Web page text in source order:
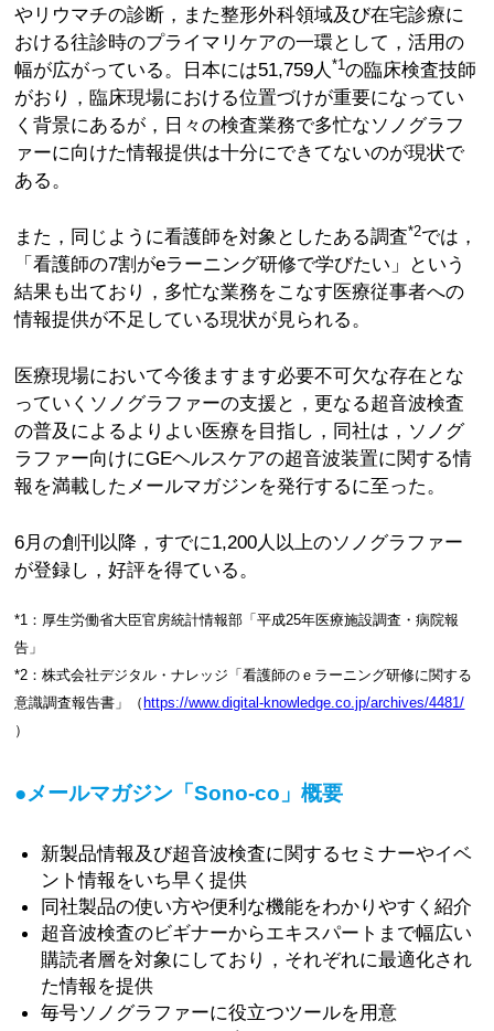
やリウマチの診断，また整形外科領域及び在宅診療に
おける往診時のプライマリケアの一環として，活用の
幅が広がっている。日本には51,759人 *1 の臨床検査技師
がおり，臨床現場における位置づけが重要になってい
く背景にあるが，日々の検査業務で多忙なソノグラフ
ァーに向けた情報提供は十分にできてないのが現状で
ある。
また，同じように看護師を対象としたある調査*2では，
「看護師の7割がeラーニング研修で学びたい」という
結果も出ており，多忙な業務をこなす医療従事者への
情報提供が不足している現状が見られる。
医療現場において今後ますます必要不可欠な存在とな
っていくソノグラファーの支援と，更なる超音波検査
の普及によるよりよい医療を目指し，同社は，ソノグ
ラファー向けにGEヘルスケアの超音波装置に関する情
報を満載したメールマガジンを発行するに至った。
6月の創刊以降，すでに1,200人以上のソノグラファー
が登録し，好評を得ている。
*1：厚生労働省大臣官房統計情報部「平成25年医療施設調査・病院報
告」
*2：株式会社デジタル・ナレッジ「看護師のｅラーニング研修に関する
意識調査報告書」（ https://www.digital-knowledge.co.jp/archives/4481/
）
●メールマガジン「Sono-co」概要
新製品情報及び超音波検査に関するセミナーやイベ
ント情報をいち早く提供
同社製品の使い方や便利な機能をわかりやすく紹介
超音波検査のビギナーからエキスパートまで幅広い
購読者層を対象にしており，それぞれに最適化され
た情報を提供
毎号ソノグラファーに役立つツールを用意